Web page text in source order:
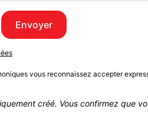
Envoyer
vous reconnaissez accepter
créé. Vous confirmez que